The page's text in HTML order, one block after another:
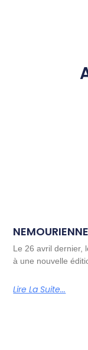
Le 26 avril dernier,
à une nouvelle
Lire La Suite...